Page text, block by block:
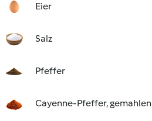
Eier
Salz
Pfeffer
Cayenne-Pfeffer, gemahlen